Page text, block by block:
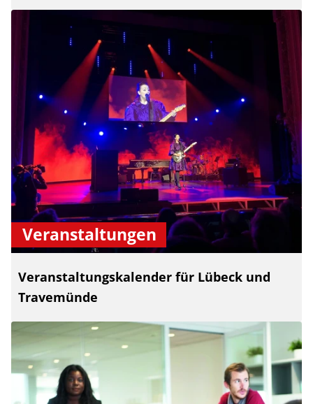
Veranstaltungen
Veranstaltungskalender für Lübeck und
Travemünde